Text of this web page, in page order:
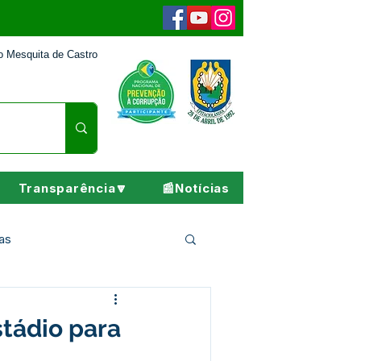
Mesquita de Castro
Transparência🔽 📰Notícias
para